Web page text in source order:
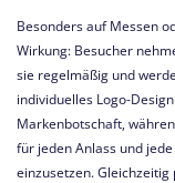
Besonders auf Messen
Wirkung: Besucher
sie regelmäßig und
individuelles Logo-
Markenbotschaft,
für jeden Anlass und
einzusetzen.